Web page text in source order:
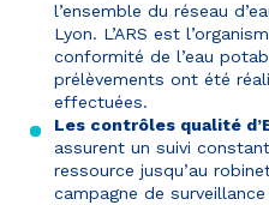
l’ensemble du réseau
Lyon. L’ARS est
conformité de l’eau
prélèvements ont été
effectuées.
Les contrôles qualité
assurent un suivi
ressource jusqu’au
campagne de